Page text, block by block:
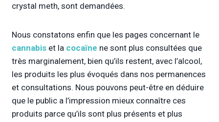
crystal meth, sont demandées.
Nous constatons enfin que les pages concernant le
cannabis et la cocaïne ne sont plus consultées que
très marginalement, bien qu’ils restent, avec l’alcool,
les produits les plus évoqués dans nos permanences
et consultations. Nous pouvons peut-être en déduire
que le public a l’impression mieux connaître ces
produits parce qu’ils sont plus présents et plus